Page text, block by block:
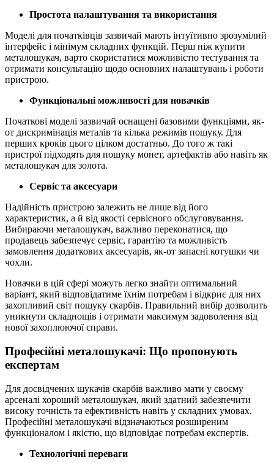
Простота налаштування та використання
Моделі для початківців зазвичай мають інтуїтивно зрозумілий
інтерфейс і мінімум складних функцій. Перш ніж купити
металошукач, варто скористатися можливістю тестування та
отримати консультацію щодо основних налаштувань і роботи
пристрою.
Функціональні можливості для новачків
Початкові моделі зазвичай оснащені базовими функціями, як-
от дискримінація металів та кілька режимів пошуку. Для
перших кроків цього цілком достатньо. До того ж такі
пристрої підходять для пошуку монет, артефактів або навіть як
металошукач для золота.
Сервіс та аксесуари
Надійність пристрою залежить не лише від його
характеристик, а й від якості сервісного обслуговування.
Вибираючи металошукач, важливо переконатися, що
продавець забезпечує сервіс, гарантію та можливість
замовлення додаткових аксесуарів, як-от запасні котушки чи
чохли.
Новачки в цій сфері можуть легко знайти оптимальний
варіант, який відповідатиме їхнім потребам і відкриє для них
захопливий світ пошуку скарбів. Правильний вибір дозволить
уникнути складнощів і отримати максимум задоволення від
нової захоплюючої справи.
Професійні металошукачі: Що пропонують
експертам
Для досвідчених шукачів скарбів важливо мати у своєму
арсеналі хороший металошукач, який здатний забезпечити
високу точність та ефективність навіть у складних умовах.
Професійні металошукачі відзначаються розширеним
функціоналом і якістю, що відповідає потребам експертів.
Технологічні переваги